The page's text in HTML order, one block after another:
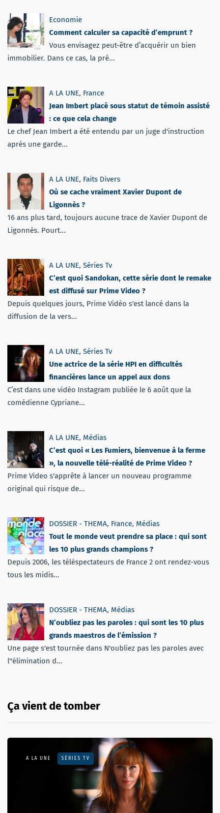
Economie
Comment calculer sa capacité d’emprunt ?
Vous envisagez peut-être d’acquérir un bien
immobilier. Dans ce cas, la pré...
A LA UNE, France
Jean Imbert placé sous statut de témoin assisté
: ce que cela change
Le chef Jean Imbert a été entendu par un juge d'instruction
après une garde...
A LA UNE, Faits Divers
Où se cache vraiment Xavier Dupont de
Ligonnès ?
16 ans plus tard, toujours aucune trace de Xavier Dupont de
Ligonnès. Pourt...
A LA UNE, Séries Tv
C’est quoi Sandokan, cette série dont le remake
est diffusé sur Prime Video ?
Depuis quelques jours, Prime Vidéo s'est lancé dans la
diffusion de la vers...
A LA UNE, Séries Tv
Une actrice de la série HPI en difficultés
financières lance un appel aux dons
C’est dans une vidéo Instagram publiée le 6 août que la
comédienne Cypriane...
A LA UNE, Médias
C’est quoi « Les Fumiers, bienvenue à la ferme
», la nouvelle télé-réalité de Prime Video ?
Prime Video s'apprête à lancer un nouveau programme
original qui risque de...
DOSSIER - THEMA, France, Médias
Tout le monde veut prendre sa place : qui sont
les 10 plus grands champions ?
Depuis 2006, les téléspectateurs de France 2 ont rendez-vous
tous les midis...
DOSSIER - THEMA, Médias
N’oubliez pas les paroles : qui sont les 10 plus
grands maestros de l’émission ?
Une page s'est tournée dans N'oubliez pas les paroles avec
l''élimination d...
Ça vient de tomber
A LA UNE SÉRIES TV